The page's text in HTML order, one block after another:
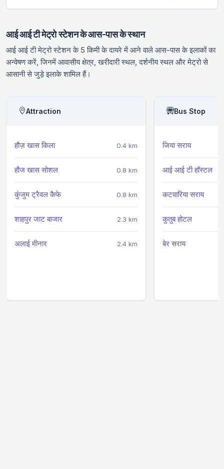
आई आई टी मेट्रो स्टेशन के आस-पास के स्थान
आई आई टी मेट्रो स्टेशन के 5 किमी के दायरे में आने वाले आस-पास के इलाकों का
अन्वेषण करें, जिनमें आवासीय क्षेत्र, खरीदारी स्थल, दर्शनीय स्थल और मेट्रो से
आसानी से जुड़े इलाके शामिल हैं।
Attraction
हौज़ खास किला 0.4 km
हौज खास सोशल 0.8 km
कुंजुम ट्रैवल कैफे 0.8 km
शाहपुर जाट बाजार 2.3 km
अलाई मीनार 2.4 km
Bus Stop
जिया सराय
आई आई टी हॉस्टल
कटवारिया सराय
कुतुब होटल
बेर सराय